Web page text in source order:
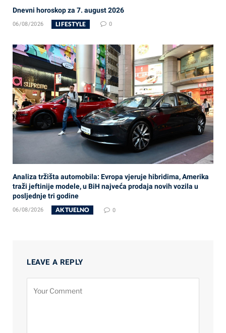
Dnevni horoskop za 7. august 2026
06/08/2026 LIFESTYLE 0
Analiza tržišta automobila: Evropa vjeruje hibridima, Amerika
traži jeftinije modele, u BiH najveća prodaja novih vozila u
posljednje tri godine
06/08/2026 AKTUELNO 0
LEAVE A REPLY